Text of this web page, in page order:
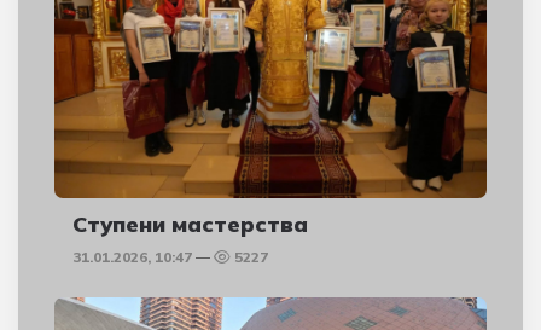
Ступени мастерства
31.01.2026, 10:47 5227